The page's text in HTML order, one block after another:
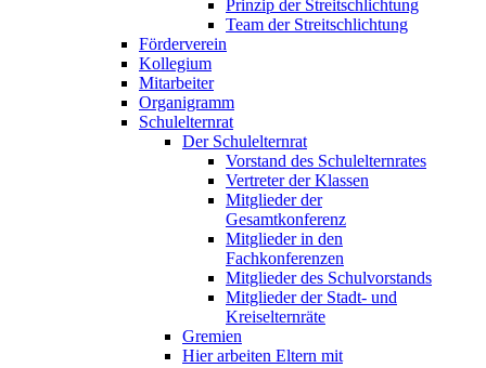
Prinzip der Streitschlichtung
Team der Streitschlichtung
Förderverein
Kollegium
Mitarbeiter
Organigramm
Schulelternrat
Der Schulelternrat
Vorstand des Schulelternrates
Vertreter der Klassen
Mitglieder der
Gesamtkonferenz
Mitglieder in den
Fachkonferenzen
Mitglieder des Schulvorstands
Mitglieder der Stadt- und
Kreiselternräte
Gremien
Hier arbeiten Eltern mit